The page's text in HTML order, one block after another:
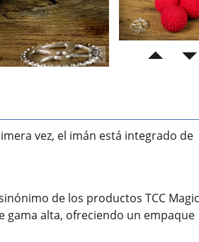
vez, el imán está integrado de
de los productos TCC
gama alta, ofreciendo un empaque